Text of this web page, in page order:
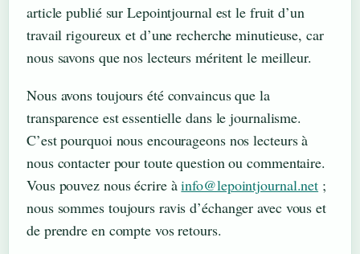
article publié sur Lepointjournal est le fruit d’un
travail rigoureux et d’une recherche minutieuse, car
nous savons que nos lecteurs méritent le meilleur.
Nous avons toujours été convaincus que la
transparence est essentielle dans le journalisme.
C’est pourquoi nous encourageons nos lecteurs à
nous contacter pour toute question ou commentaire.
Vous pouvez nous écrire àinfo@lepointjournal.net ;
nous sommes toujours ravis d’échanger avec vous et
de prendre en compte vos retours.